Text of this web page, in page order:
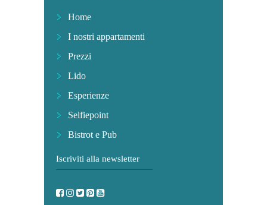
Home
I nostri appartamenti
Prezzi
Lido
Esperienze
Selfiepoint
Bistrot e Pub
Iscriviti alla newsletter